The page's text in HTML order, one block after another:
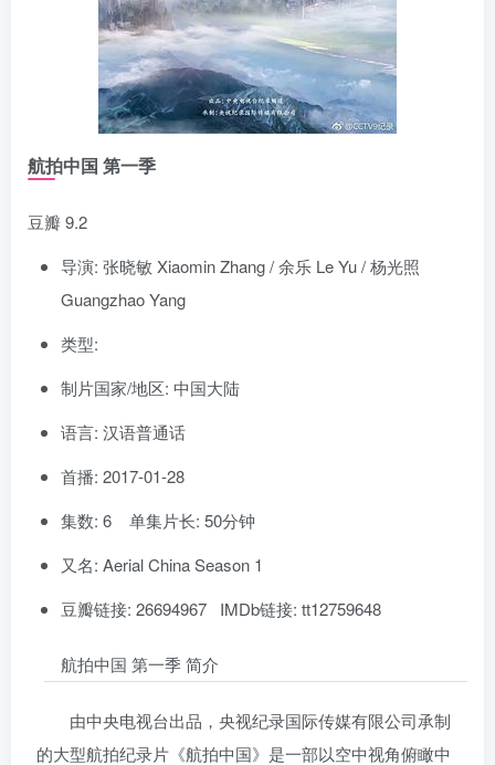
航拍中国 第一季
豆瓣 9.2
导演: 张晓敏 Xiaomin Zhang / 余乐 Le Yu / 杨光照
Guangzhao Yang
类型:
制片国家/地区: 中国大陆
语言: 汉语普通话
首播: 2017-01-28
集数: 6 单集片长: 50分钟
又名: Aerial China Season 1
豆瓣链接: 26694967 IMDb链接: tt12759648
航拍中国 第一季 简介
由中央电视台出品，央视纪录国际传媒有限公司承制
的大型航拍纪录片《航拍中国》是一部以空中视角俯瞰中